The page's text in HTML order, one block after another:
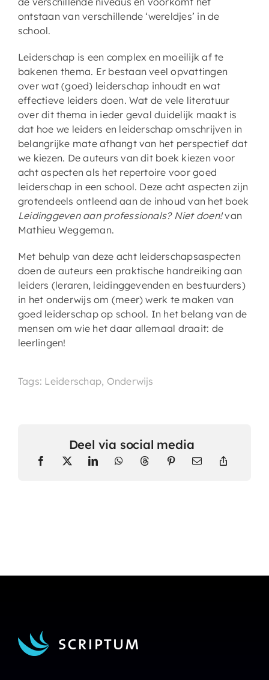
ontstaan van verschillende ‘wereldjes’ in de
school.
Leiderschap is een complex en moeilijk af te
bakenen thema. Er bestaan veel opvattingen
over wat (goed) leiderschap inhoudt en wat
effectieve leiders doen. Wat de vele literatuur
over dit thema in ieder geval duidelijk maakt is
dat hoe we leiders en leiderschap omschrijven in
belangrijke mate afhangt van het perspectief dat
we kiezen. De auteurs van dit boek kiezen voor
acht aspecten als het repertoire voor goed
leiderschap in een school. Deze acht aspecten zijn
grotendeels ontleend aan de inhoud van het boek
Leidinggeven aan professionals? Niet doen!van
Mathieu Weggeman.
Met behulp van deze acht leiderschapsaspecten
doen de auteurs een praktische handreiking aan
leiders (leraren, leidinggevenden en bestuurders)
in het onderwijs om (meer) werk te maken van
goed leiderschap op school. In het belang van de
mensen om wie het daar allemaal draait: de
leerlingen!
Tags: Leiderschap, Onderwijs
Deel via social media